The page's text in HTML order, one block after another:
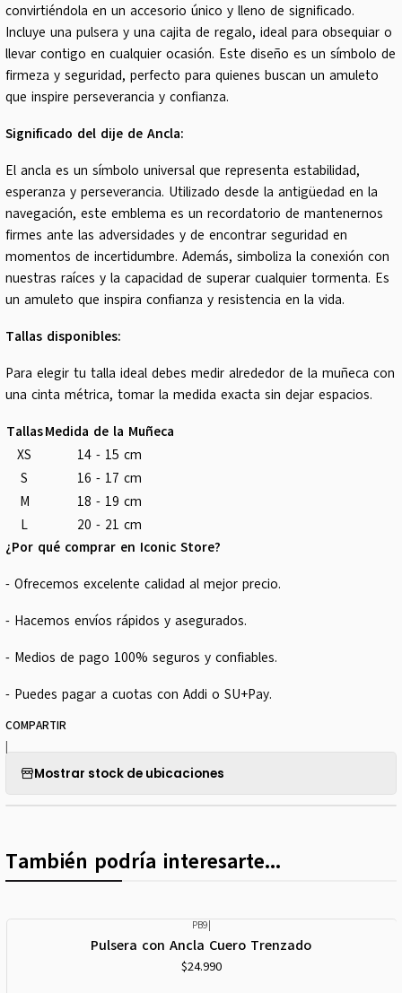
convirtiéndola en un accesorio único y lleno de significado.
Incluye una pulsera y una cajita de regalo, ideal para obsequiar o
llevar contigo en cualquier ocasión. Este diseño es un símbolo de
firmeza y seguridad, perfecto para quienes buscan un amuleto
que inspire perseverancia y confianza.
Significado del dije de Ancla:
El ancla es un símbolo universal que representa estabilidad,
esperanza y perseverancia. Utilizado desde la antigüedad en la
navegación, este emblema es un recordatorio de mantenernos
firmes ante las adversidades y de encontrar seguridad en
momentos de incertidumbre. Además, simboliza la conexión con
nuestras raíces y la capacidad de superar cualquier tormenta. Es
un amuleto que inspira confianza y resistencia en la vida.
Tallas disponibles:
Para elegir tu talla ideal debes medir alrededor de la muñeca con
una cinta métrica, tomar la medida exacta sin dejar espacios.
TallasMedida de la Muñeca
XS
14 - 15 cm
S
16 - 17 cm
M
18 - 19 cm
L
20 - 21 cm
¿Por qué comprar en Iconic Store?
- Ofrecemos excelente calidad al mejor precio.
- Hacemos envíos rápidos y asegurados.
- Medios de pago 100% seguros y confiables.
- Puedes pagar a cuotas con Addi o SU+Pay.
COMPARTIR
|
Mostrar stock de ubicaciones
También podría interesarte...
PB9|
Pulsera con Ancla Cuero Trenzado
$24.990